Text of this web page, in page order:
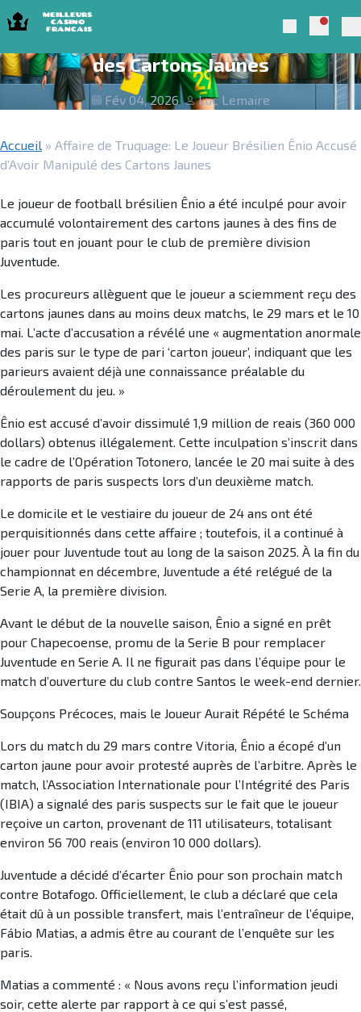
Skip to navigation
Skip to content
Meilleurs Casino Francais 2025
Search
Affaire de Truquage: Le Joueur
Brésilien Ênio Accusé d’Avoir Manipulé
des Cartons Jaunes
Fév 04, 2026 Luc Lemaire
Accueil » Affaire de Truquage: Le Joueur Brésilien Ênio Accusé
d’Avoir Manipulé des Cartons Jaunes
Le joueur de football brésilien Ênio a été inculpé pour avoir
accumulé volontairement des cartons jaunes à des fins de
paris tout en jouant pour le club de première division
Juventude.
Les procureurs allèguent que le joueur a sciemment reçu des
cartons jaunes dans au moins deux matchs, le 29 mars et le 10
mai. L’acte d’accusation a révélé une « augmentation anormale
des paris sur le type de pari ‘carton joueur’, indiquant que les
parieurs avaient déjà une connaissance préalable du
déroulement du jeu. »
Ênio est accusé d’avoir dissimulé 1,9 million de reais (360 000
dollars) obtenus illégalement. Cette inculpation s’inscrit dans
le cadre de l’Opération Totonero, lancée le 20 mai suite à des
rapports de paris suspects lors d’un deuxième match.
Le domicile et le vestiaire du joueur de 24 ans ont été
perquisitionnés dans cette affaire ; toutefois, il a continué à
jouer pour Juventude tout au long de la saison 2025. À la fin du
championnat en décembre, Juventude a été relégué de la
Serie A, la première division.
Avant le début de la nouvelle saison, Ênio a signé en prêt
pour Chapecoense, promu de la Serie B pour remplacer
Juventude en Serie A. Il ne figurait pas dans l’équipe pour le
match d’ouverture du club contre Santos le week-end dernier.
Soupçons Précoces, mais le Joueur Aurait Répété le Schéma
Lors du match du 29 mars contre Vitoria, Ênio a écopé d’un
carton jaune pour avoir protesté auprès de l’arbitre. Après le
match, l’Association Internationale pour l’Intégrité des Paris
(IBIA) a signalé des paris suspects sur le fait que le joueur
reçoive un carton, provenant de 111 utilisateurs, totalisant
environ 56 700 reais (environ 10 000 dollars).
Juventude a décidé d’écarter Ênio pour son prochain match
contre Botafogo. Officiellement, le club a déclaré que cela
était dû à un possible transfert, mais l’entraîneur de l’équipe,
Fábio Matias, a admis être au courant de l’enquête sur les
paris.
Matias a commenté : « Nous avons reçu l’information jeudi
soir, cette alerte par rapport à ce qui s’est passé,